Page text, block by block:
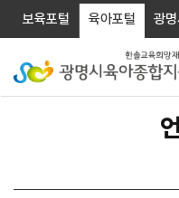
보육포털 육아포털 광